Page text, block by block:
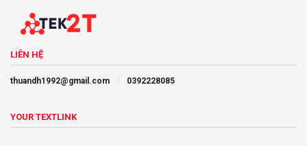
LIÊN HỆ
thuandh1992@gmail.com 0392228085
YOUR TEXTLINK